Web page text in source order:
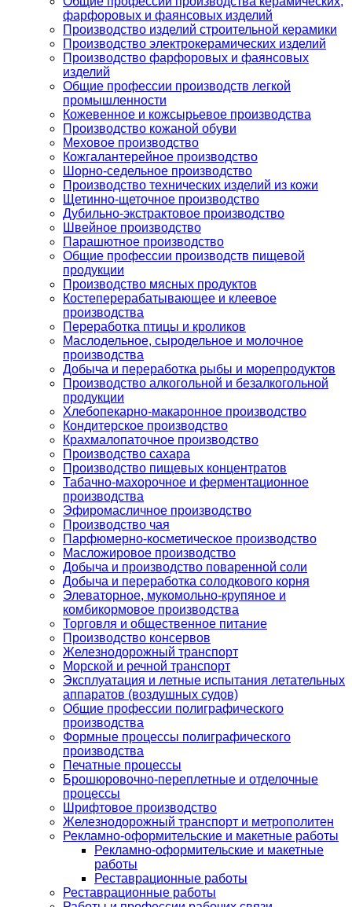
фарфоровых и фаянсовых изделий
Производство изделий строительной керамики
Производство электрокерамических изделий
Производство фарфоровых и фаянсовых
изделий
Общие профессии производств легкой
промышленности
Кожевенное и кожсырьевое производства
Производство кожаной обуви
Меховое производство
Кожгалантерейное производство
Шорно-седельное производство
Производство технических изделий из кожи
Щетинно-щеточное производство
Дубильно-экстрактовое производство
Швейное производство
Парашютное производство
Общие профессии производств пищевой
продукции
Производство мясных продуктов
Костеперерабатывающее и клеевое
производства
Переработка птицы и кроликов
Маслодельное, сыродельное и молочное
производства
Добыча и переработка рыбы и морепродуктов
Производство алкогольной и безалкогольной
продукции
Хлебопекарно-макаронное производство
Кондитерское производство
Крахмалопаточное производство
Производство сахара
Производство пищевых концентратов
Табачно-махорочное и ферментационное
производства
Эфиромасличное производство
Производство чая
Парфюмерно-косметическое производство
Масложировое производство
Добыча и производство поваренной соли
Добыча и переработка солодкового корня
Элеваторное, мукомольно-крупяное и
комбикормовое производства
Торговля и общественное питание
Производство консервов
Железнодорожный транспорт
Морской и речной транспорт
Эксплуатация и летные испытания летательных
аппаратов (воздушных судов)
Общие профессии полиграфического
производства
Формные процессы полиграфического
производства
Печатные процессы
Брошюровочно-переплетные и отделочные
процессы
Шрифтовое производство
Железнодорожный транспорт и метрополитен
Рекламно-оформительские и макетные работы
Рекламно-оформительские и макетные
работы
Реставрационные работы
Реставрационные работы